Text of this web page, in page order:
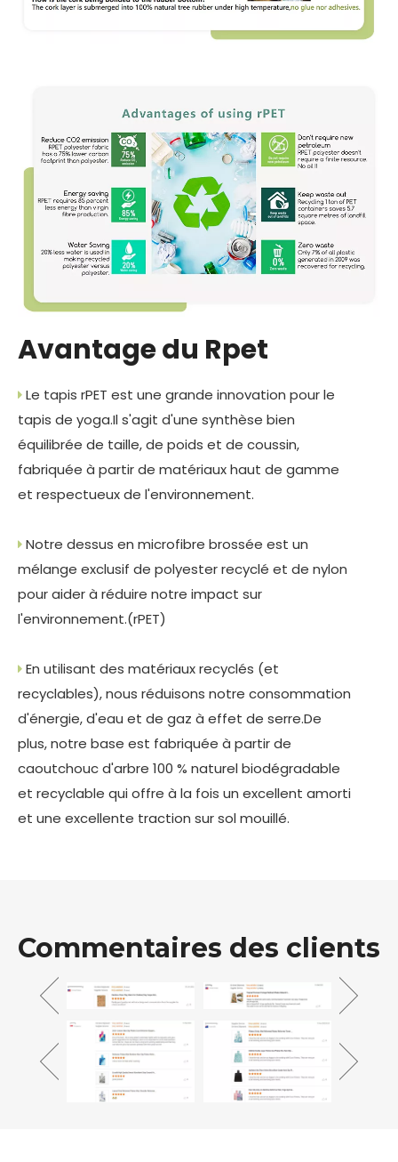
Avantage du Rpet
 Le tapis rPET est une grande innovation pour le
tapis de yoga.Il s'agit d'une synthèse bien
équilibrée de taille, de poids et de coussin,
fabriquée à partir de matériaux haut de gamme
et respectueux de l'environnement.
 Notre dessus en microfibre brossée est un
mélange exclusif de polyester recyclé et de nylon
pour aider à réduire notre impact sur
l'environnement.(rPET)
 En utilisant des matériaux recyclés (et
recyclables), nous réduisons notre consommation
d'énergie, d'eau et de gaz à effet de serre.De
plus, notre base est fabriquée à partir de
caoutchouc d'arbre 100 % naturel biodégradable
et recyclable qui offre à la fois un excellent amorti
et une excellente traction sur sol mouillé.
Commentaires des clients